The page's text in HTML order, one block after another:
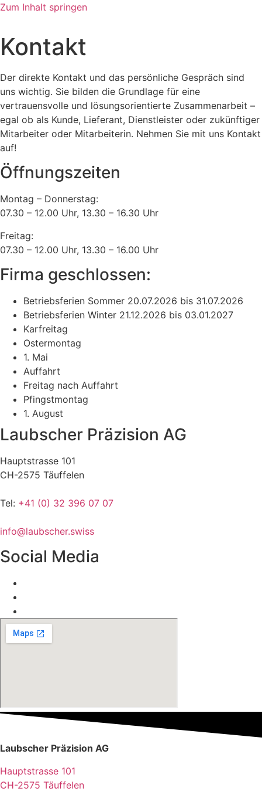
Zum Inhalt springen
Kontakt
Der direkte Kontakt und das persönliche Gespräch sind
uns wichtig. Sie bilden die Grundlage für eine
vertrauensvolle und lösungsorientierte Zusammenarbeit –
egal ob als Kunde, Lieferant, Dienstleister oder zukünftiger
Mitarbeiter oder Mitarbeiterin. Nehmen Sie mit uns Kontakt
auf!
Öffnungszeiten
Montag – Donnerstag:
07.30 – 12.00 Uhr, 13.30 – 16.30 Uhr
Freitag:
07.30 – 12.00 Uhr, 13.30 – 16.00 Uhr
Firma geschlossen:
Betriebsferien Sommer 20.07.2026 bis 31.07.2026
Betriebsferien Winter 21.12.2026 bis 03.01.2027
Karfreitag
Ostermontag
1. Mai
Auffahrt
Freitag nach Auffahrt
Pfingstmontag
1. August
Laubscher Präzision AG
Hauptstrasse 101
CH-2575 Täuffelen
Tel: +41 (0) 32 396 07 07
info@laubscher.swiss
Social Media
Laubscher Präzision AG
Hauptstrasse 101
CH-2575 Täuffelen